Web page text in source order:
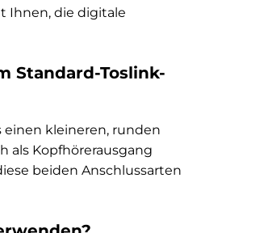
Ihnen, die digitale
Standard-Toslink-
einen kleineren, runden
als Kopfhörerausgang
beiden Anschlussarten